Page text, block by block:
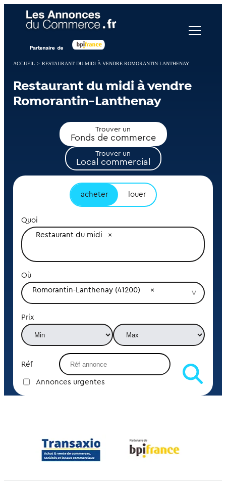
ACCUEIL > RESTAURANT DU MIDI À VENDRE ROMORANTIN-LANTHENAY
Restaurant du midi à vendre
Romorantin-Lanthenay
Trouver un
Fonds de commerce
Trouver un
Local commercial
acheter louer
Quoi
Restaurant du midi
Où
Romorantin-Lanthenay (41200)
Prix
Réf
Annonces urgentes
Panneau de gestion des cookies